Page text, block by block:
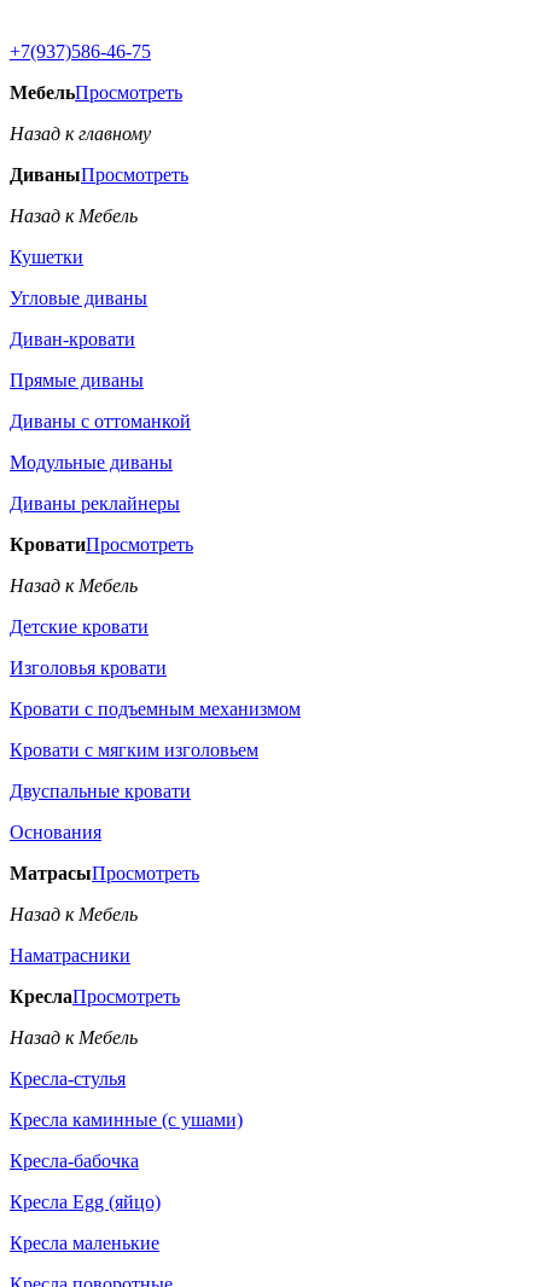
+7(937)586-46-75
МебельПросмотреть
Назад к главному
ДиваныПросмотреть
Назад к Мебель
Кушетки
Угловые диваны
Диван-кровати
Прямые диваны
Диваны с оттоманкой
Модульные диваны
Диваны реклайнеры
КроватиПросмотреть
Назад к Мебель
Детские кровати
Изголовья кровати
Кровати с подъемным механизмом
Кровати с мягким изголовьем
Двуспальные кровати
Основания
МатрасыПросмотреть
Назад к Мебель
Наматрасники
КреслаПросмотреть
Назад к Мебель
Кресла-стулья
Кресла каминные (с ушами)
Кресла-бабочка
Кресла Egg (яйцо)
Кресла маленькие